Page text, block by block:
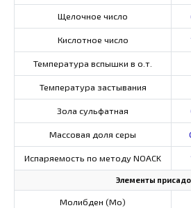
Щелочное число
Кислотное число
Температура вспышки в о.т.
Температура застывания
Зола сульфатная
Массовая доля серы
Испаряемость по методу NOACK
Элементы
Молибден (Мо)